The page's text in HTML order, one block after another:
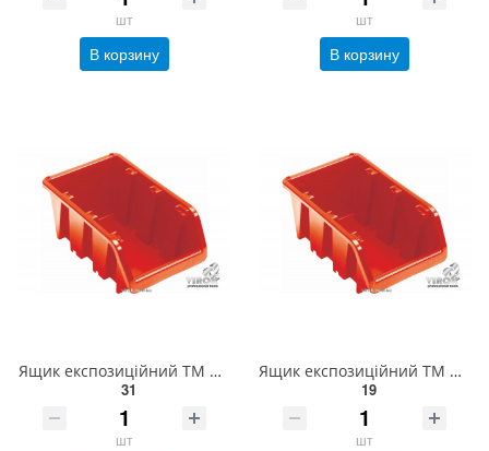
шт
В корзину
шт
В корзину
Ящик експозиційний ТМ ВІРОК "Ергобокс"; 70 х 98 х 158 мм 79V172
31
шт
Ящик експозиційний ТМ ВІРОК "Ергобокс"; 60 х 78 х 118 мм 79V171
19
шт